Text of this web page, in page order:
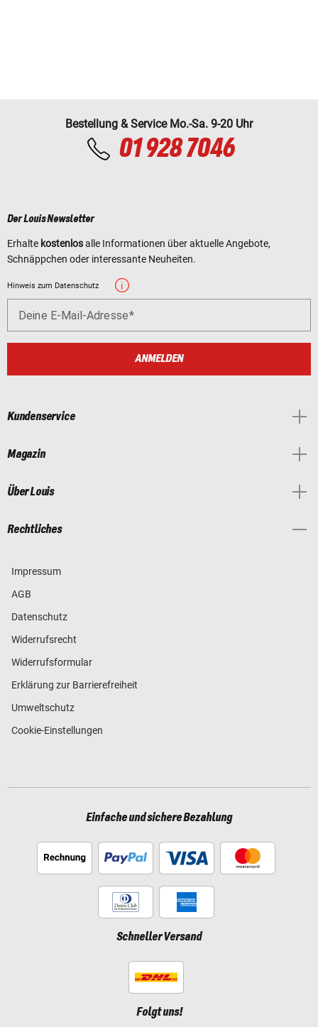
Bestellung & Service Mo.-Sa. 9-20 Uhr
01 928 7046
Der Louis Newsletter
Erhalte kostenlosalle Informationen über aktuelle Angebote,
Schnäppchen oder interessante Neuheiten.
Hinweis zum Datenschutz
Deine E-Mail-Adresse
ANMELDEN
Kundenservice
Magazin
Über Louis
Rechtliches
Impressum
AGB
Datenschutz
Widerrufsrecht
Widerrufsformular
Erklärung zur Barrierefreiheit
Umweltschutz
Cookie-Einstellungen
Einfache und sichere Bezahlung
Schneller Versand
Folgt uns!